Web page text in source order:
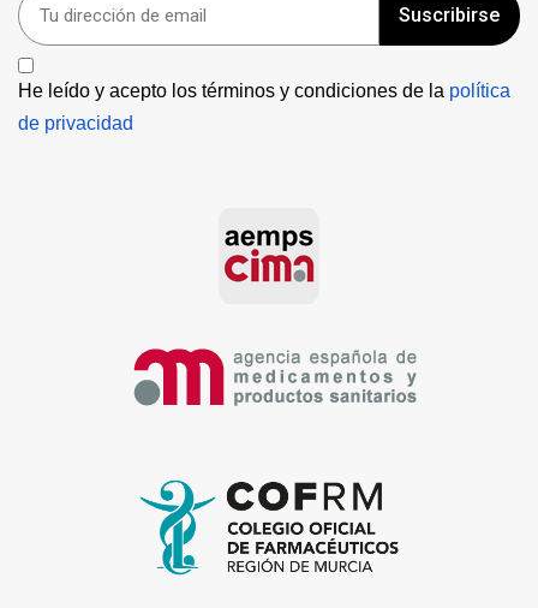
Suscribirse
He leído y acepto los términos y condiciones de la política
de privacidad